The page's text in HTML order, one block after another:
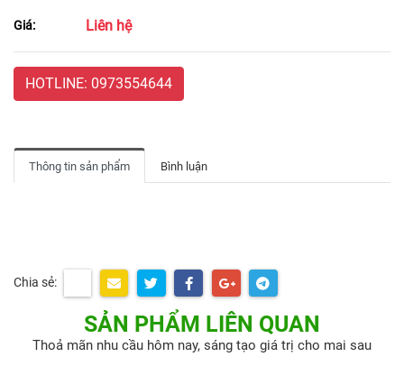
Giá: Liên hệ
HOTLINE: 0973554644
Thông tin sản phẩm Bình luận
Chia sẻ:
SẢN PHẨM LIÊN QUAN
Thoả mãn nhu cầu hôm nay, sáng tạo giá trị cho mai sau